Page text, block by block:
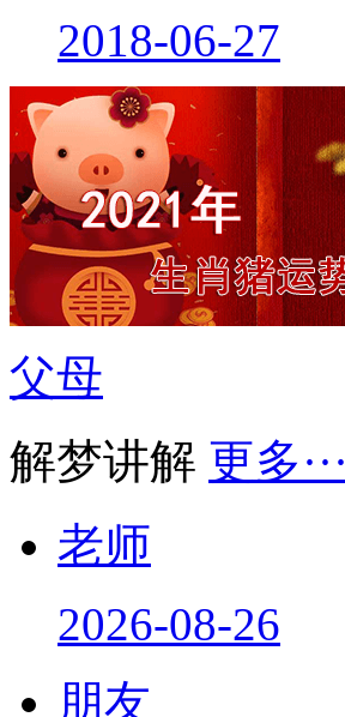
2018-06-27
父母
解梦讲解 更多···
老师
2026-08-26
朋友